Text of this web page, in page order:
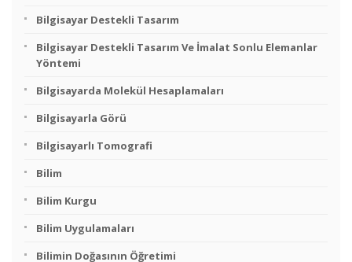
Bilgisayar Destekli Tasarım
Bilgisayar Destekli Tasarım Ve İmalat Sonlu Elemanlar
Yöntemi
Bilgisayarda Molekül Hesaplamaları
Bilgisayarla Görü
Bilgisayarlı Tomografi
Bilim
Bilim Kurgu
Bilim Uygulamaları
Bilimin Doğasının Öğretimi